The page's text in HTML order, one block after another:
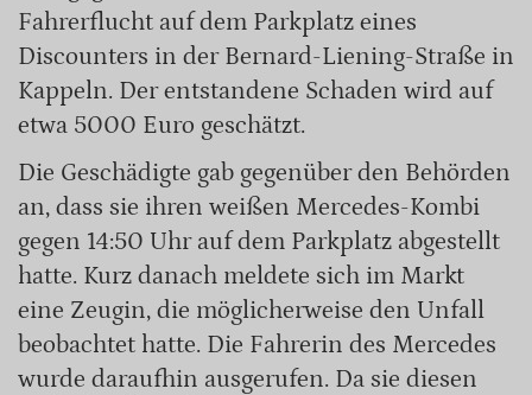
Fahrerflucht auf dem Parkplatz eines
Discounters in der Bernard-Liening-Straße in
Kappeln. Der entstandene Schaden wird auf
etwa 5000 Euro geschätzt.
Die Geschädigte gab gegenüber den Behörden
an, dass sie ihren weißen Mercedes-Kombi
gegen 14:50 Uhr auf dem Parkplatz abgestellt
hatte. Kurz danach meldete sich im Markt
eine Zeugin, die möglicherweise den Unfall
beobachtet hatte. Die Fahrerin des Mercedes
wurde daraufhin ausgerufen. Da sie diesen